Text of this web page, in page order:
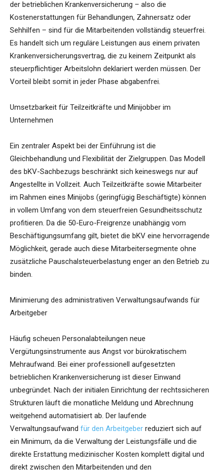
der betrieblichen Krankenversicherung – also die
Kostenerstattungen für Behandlungen, Zahnersatz oder
Sehhilfen – sind für die Mitarbeitenden vollständig steuerfrei.
Es handelt sich um reguläre Leistungen aus einem privaten
Krankenversicherungsvertrag, die zu keinem Zeitpunkt als
steuerpflichtiger Arbeitslohn deklariert werden müssen. Der
Vorteil bleibt somit in jeder Phase abgabenfrei.
Umsetzbarkeit für Teilzeitkräfte und Minijobber im
Unternehmen
Ein zentraler Aspekt bei der Einführung ist die
Gleichbehandlung und Flexibilität der Zielgruppen. Das Modell
des bKV-Sachbezugs beschränkt sich keineswegs nur auf
Angestellte in Vollzeit. Auch Teilzeitkräfte sowie Mitarbeiter
im Rahmen eines Minijobs (geringfügig Beschäftigte) können
in vollem Umfang von dem steuerfreien Gesundheitsschutz
profitieren. Da die 50-Euro-Freigrenze unabhängig vom
Beschäftigungsumfang gilt, bietet die bKV eine hervorragende
Möglichkeit, gerade auch diese Mitarbeitersegmente ohne
zusätzliche Pauschalsteuerbelastung enger an den Betrieb zu
binden.
Minimierung des administrativen Verwaltungsaufwands für
Arbeitgeber
Häufig scheuen Personalabteilungen neue
Vergütungsinstrumente aus Angst vor bürokratischem
Mehraufwand. Bei einer professionell aufgesetzten
betrieblichen Krankenversicherung ist dieser Einwand
unbegründet. Nach der initialen Einrichtung der rechtssicheren
Strukturen läuft die monatliche Meldung und Abrechnung
weitgehend automatisiert ab. Der laufende
Verwaltungsaufwand für den Arbeitgeber reduziert sich auf
ein Minimum, da die Verwaltung der Leistungsfälle und die
direkte Erstattung medizinischer Kosten komplett digital und
direkt zwischen den Mitarbeitenden und den